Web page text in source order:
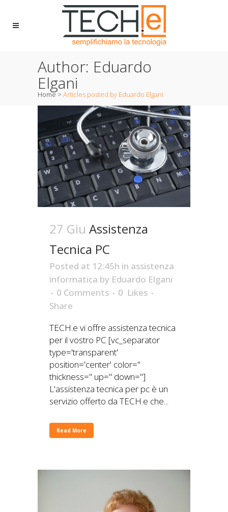
Author: Eduardo
Elgani
Home> Articles posted by Eduardo Elgani
27 Giu Assistenza
Tecnica PC
Posted at 12:45h in assistenza
informatica by Eduardo Elgani
0 Comments
0 Likes
Share
TECH.e vi offre assistenza tecnica
per il vostro PC [vc_separator
type='transparent'
position='center' color=''
thickness='' up='' down='']
L'assistenza tecnica per pc è un
servizio offerto da TECH.e che...
Read More